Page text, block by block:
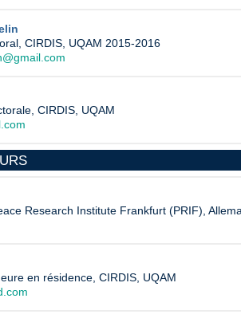
CIRDIS, UQAM 2015-2016
CIRDIS, UQAM
Research Institute Frankfurt (PRIF),
en résidence, CIRDIS, UQAM